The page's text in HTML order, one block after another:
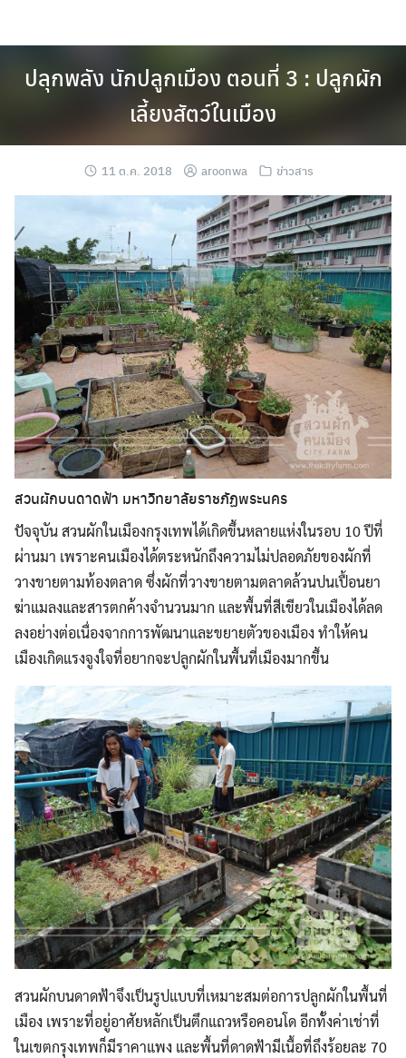
ปลุกพลัง นักปลูกเมือง ตอนที่ 3 : ปลูกผัก
เลี้ยงสัตว์ในเมือง
11 ต.ค. 2018 aroonwa ข่าวสาร
สวนผักบนดาดฟ้า มหาวิทยาลัยราชภัฏพระนคร
ปัจจุบัน สวนผักในเมืองกรุงเทพได้เกิดขึ้นหลายแห่งในรอบ 10 ปีที่
ผ่านมา เพราะคนเมืองได้ตระหนักถึงความไม่ปลอดภัยของผักที่
วางขายตามท้องตลาด ซึ่งผักที่วางขายตามตลาดล้วนปนเปื้อนยา
ฆ่าแมลงและสารตกค้างจำนวนมาก และพื้นที่สีเขียวในเมืองได้ลด
ลงอย่างต่อเนื่องจากการพัฒนาและขยายตัวของเมือง ทำให้คน
เมืองเกิดแรงจูงใจที่อยากจะปลูกผักในพื้นที่เมืองมากขึ้น
สวนผักบนดาดฟ้าจึงเป็นรูปแบบที่เหมาะสมต่อการปลูกผักในพื้นที่
เมือง เพราะที่อยู่อาศัยหลักเป็นตึกแถวหรือคอนโด อีกทั้งค่าเช่าที่
ในเขตกรุงเทพก็มีราคาแพง และพื้นที่ดาดฟ้ามีเนื้อที่ถึงร้อยละ 70